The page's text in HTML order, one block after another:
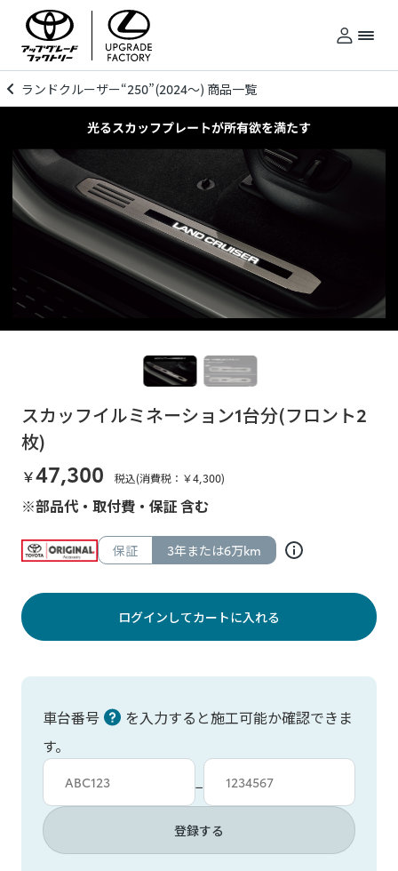
ランドクルーザー“250”(2024～) 商品一覧
スカッフイルミネーション1台分(フロント2
枚)
￥47,300 税込(消費税：￥4,300)
※部品代・取付費・保証 含む
保証 3年または6万km
ログインしてカートに入れる
車台番号
を入力すると施工可能か確認できま
す。
車台カタシキ入力
−
車台番号入力
登録する